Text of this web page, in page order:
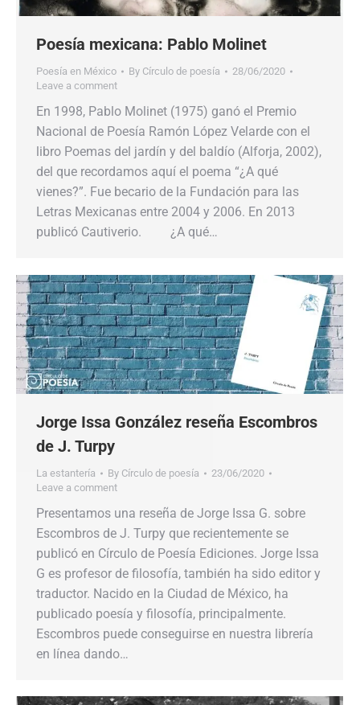
Poesía mexicana: Pablo Molinet
Poesía en México By Círculo de poesía
28/06/2020
Leave a comment
En 1998, Pablo Molinet (1975) ganó el Premio
Nacional de Poesía Ramón López Velarde con el
libro Poemas del jardín y del baldío (Alforja, 2002),
del que recordamos aquí el poema “¿A qué
vienes?”. Fue becario de la Fundación para las
Letras Mexicanas entre 2004 y 2006. En 2013
publicó Cautiverio. ¿A qué…
Jorge Issa González reseña Escombros
de J. Turpy
La estantería By Círculo de poesía
23/06/2020
Leave a comment
Presentamos una reseña de Jorge Issa G. sobre
Escombros de J. Turpy que recientemente se
publicó en Círculo de Poesía Ediciones. Jorge Issa
G es profesor de filosofía, también ha sido editor y
traductor. Nacido en la Ciudad de México, ha
publicado poesía y filosofía, principalmente.
Escombros puede conseguirse en nuestra librería
en línea dando…